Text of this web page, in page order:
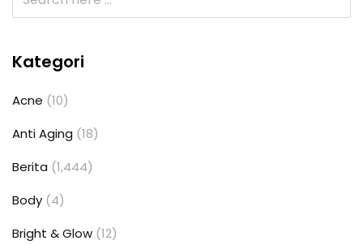
Kategori
Acne (10)
Anti Aging (18)
Berita (1,444)
Body (4)
Bright & Glow (12)